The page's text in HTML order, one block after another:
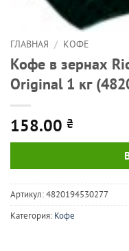
ГЛАВНАЯ / КОФЕ
Кофе в зернах
Original 1 кг
158.00 ₴
Артикул:4820194530277
Категория: Кофе